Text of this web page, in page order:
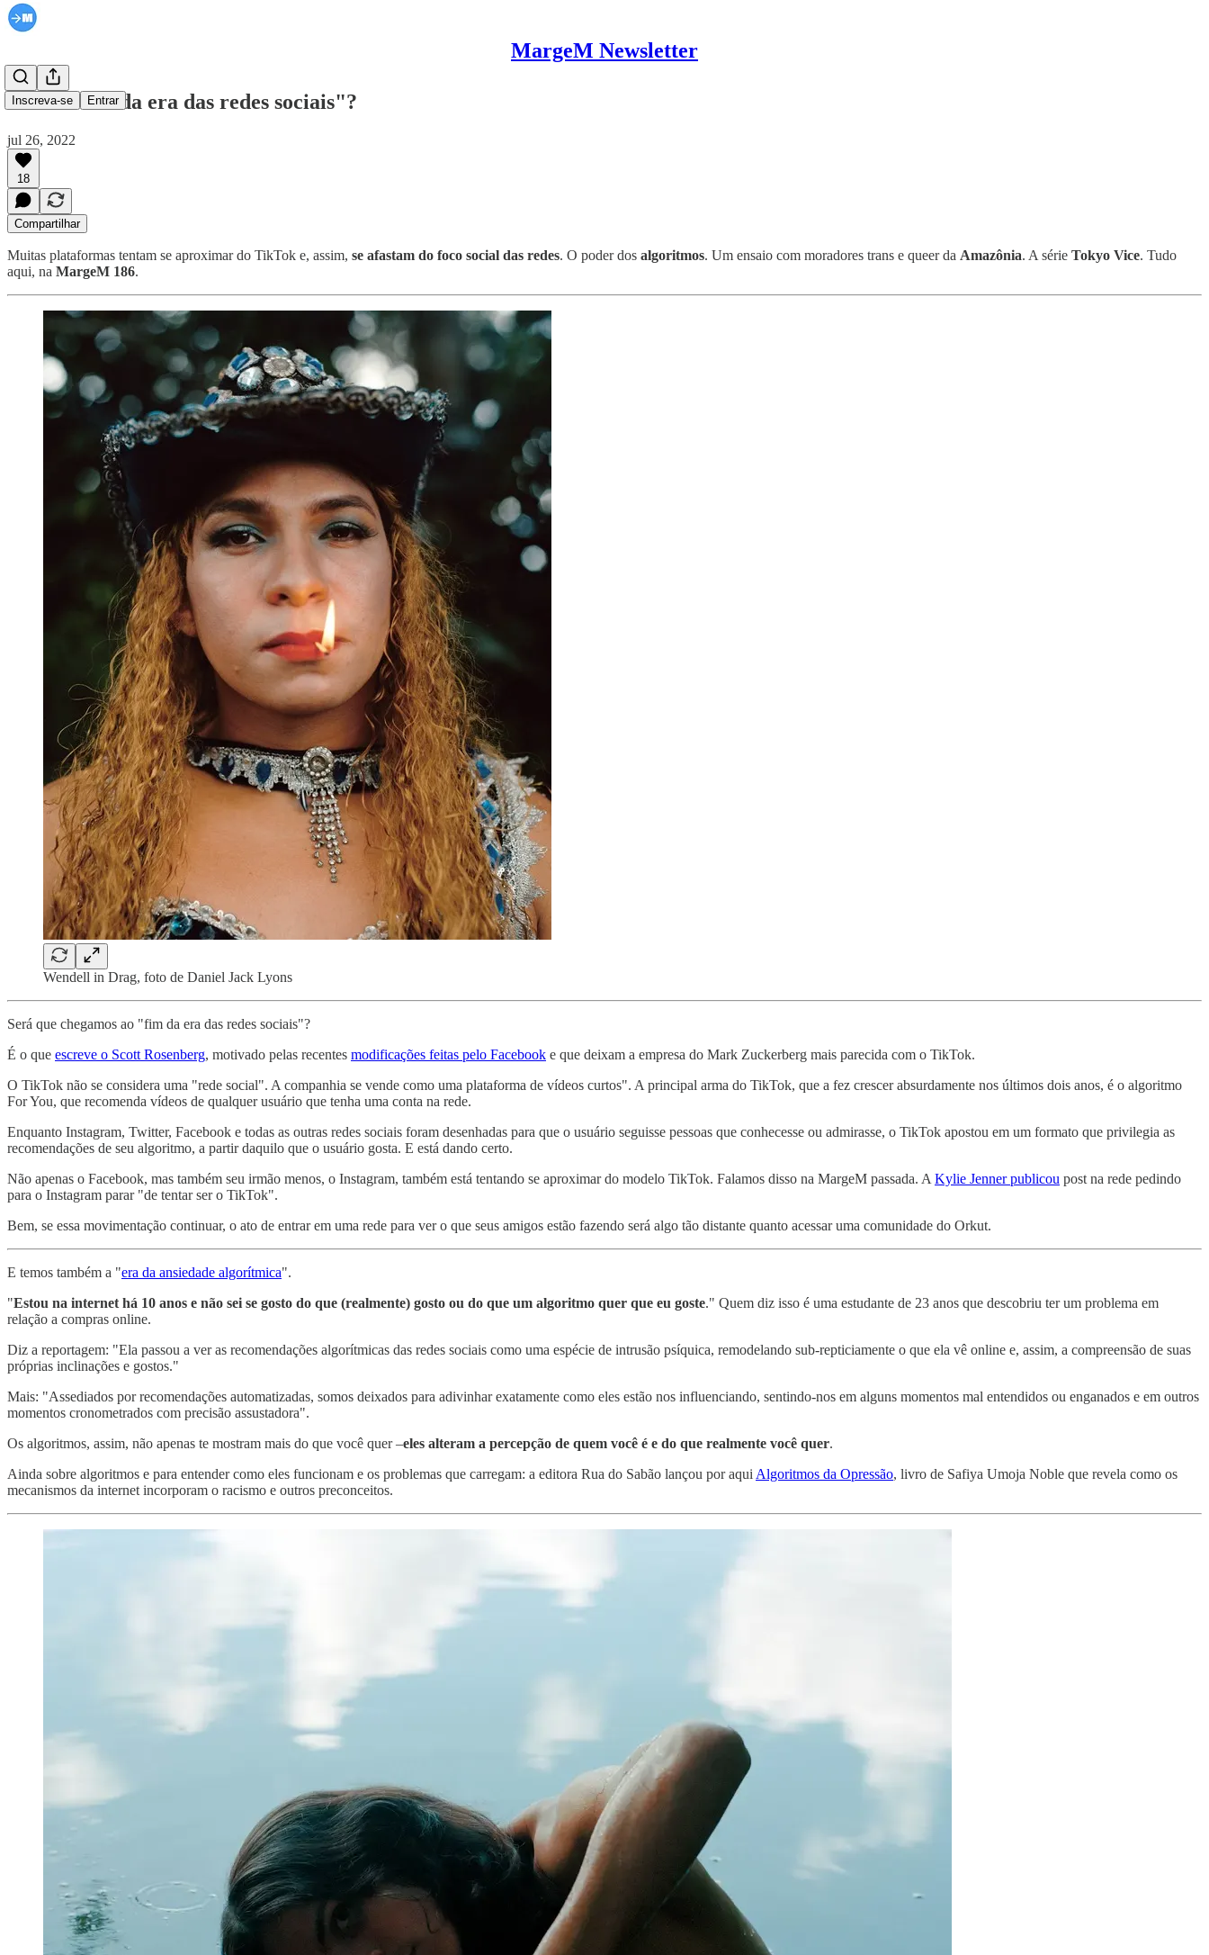
MargeM Newsletter
Inscreva-se Entrar
Será o "fim da era das redes sociais"?
jul 26, 2022
18
Compartilhar
Muitas plataformas tentam se aproximar do TikTok e, assim, se afastam do foco social das redes. O poder dos algoritmos. Um ensaio com moradores trans e queer da Amazônia. A série Tokyo Vice. Tudo
aqui, na MargeM 186.
Wendell in Drag, foto de Daniel Jack Lyons
Será que chegamos ao "fim da era das redes sociais"?
É o que escreve o Scott Rosenberg, motivado pelas recentes modificações feitas pelo Facebook e que deixam a empresa do Mark Zuckerberg mais parecida com o TikTok.
O TikTok não se considera uma "rede social". A companhia se vende como uma plataforma de vídeos curtos". A principal arma do TikTok, que a fez crescer absurdamente nos últimos dois anos, é o algoritmo
For You, que recomenda vídeos de qualquer usuário que tenha uma conta na rede.
Enquanto Instagram, Twitter, Facebook e todas as outras redes sociais foram desenhadas para que o usuário seguisse pessoas que conhecesse ou admirasse, o TikTok apostou em um formato que privilegia as
recomendações de seu algoritmo, a partir daquilo que o usuário gosta. E está dando certo.
Não apenas o Facebook, mas também seu irmão menos, o Instagram, também está tentando se aproximar do modelo TikTok. Falamos disso na MargeM passada. A Kylie Jenner publicou post na rede pedindo
para o Instagram parar "de tentar ser o TikTok".
Bem, se essa movimentação continuar, o ato de entrar em uma rede para ver o que seus amigos estão fazendo será algo tão distante quanto acessar uma comunidade do Orkut.
E temos também a "era da ansiedade algorítmica".
"Estou na internet há 10 anos e não sei se gosto do que (realmente) gosto ou do que um algoritmo quer que eu goste." Quem diz isso é uma estudante de 23 anos que descobriu ter um problema em
relação a compras online.
Diz a reportagem: "Ela passou a ver as recomendações algorítmicas das redes sociais como uma espécie de intrusão psíquica, remodelando sub-repticiamente o que ela vê online e, assim, a compreensão de suas
próprias inclinações e gostos."
Mais: "Assediados por recomendações automatizadas, somos deixados para adivinhar exatamente como eles estão nos influenciando, sentindo-nos em alguns momentos mal entendidos ou enganados e em outros
momentos cronometrados com precisão assustadora".
Os algoritmos, assim, não apenas te mostram mais do que você quer –eles alteram a percepção de quem você é e do que realmente você quer.
Ainda sobre algoritmos e para entender como eles funcionam e os problemas que carregam: a editora Rua do Sabão lançou por aqui Algoritmos da Opressão, livro de Safiya Umoja Noble que revela como os
mecanismos da internet incorporam o racismo e outros preconceitos.